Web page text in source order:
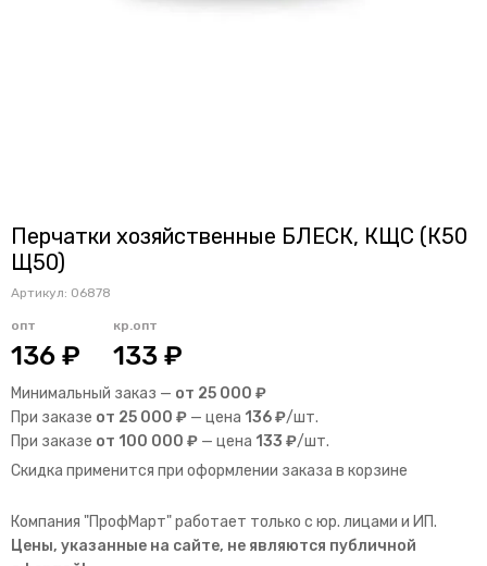
Перчатки хозяйственные БЛЕСК, КЩС (К50
Щ50)
Артикул: 06878
опт
136 ₽
кр.опт
133 ₽
Минимальный заказ — от 25 000 ₽
При заказе от 25 000 ₽ — цена 136 ₽/шт.
При заказе от 100 000 ₽ — цена 133 ₽/шт.
Скидка применится при оформлении заказа в корзине
Компания "ПрофМарт" работает только с юр. лицами и ИП.
Цены, указанные на сайте, не являются публичной